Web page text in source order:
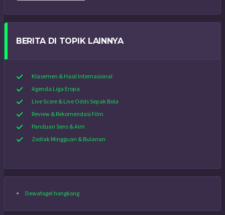
BERITA DI TOPIK LAINNYA
Klasemen & Hasil Internasional
Agenda Liga Eropa
Live Score & Live Odds Sepak Bola
Review & Rekomendasi Film
Panduan Sens & Aim
Zodiak Mingguan & Bulanan
Dewatogel hongkong